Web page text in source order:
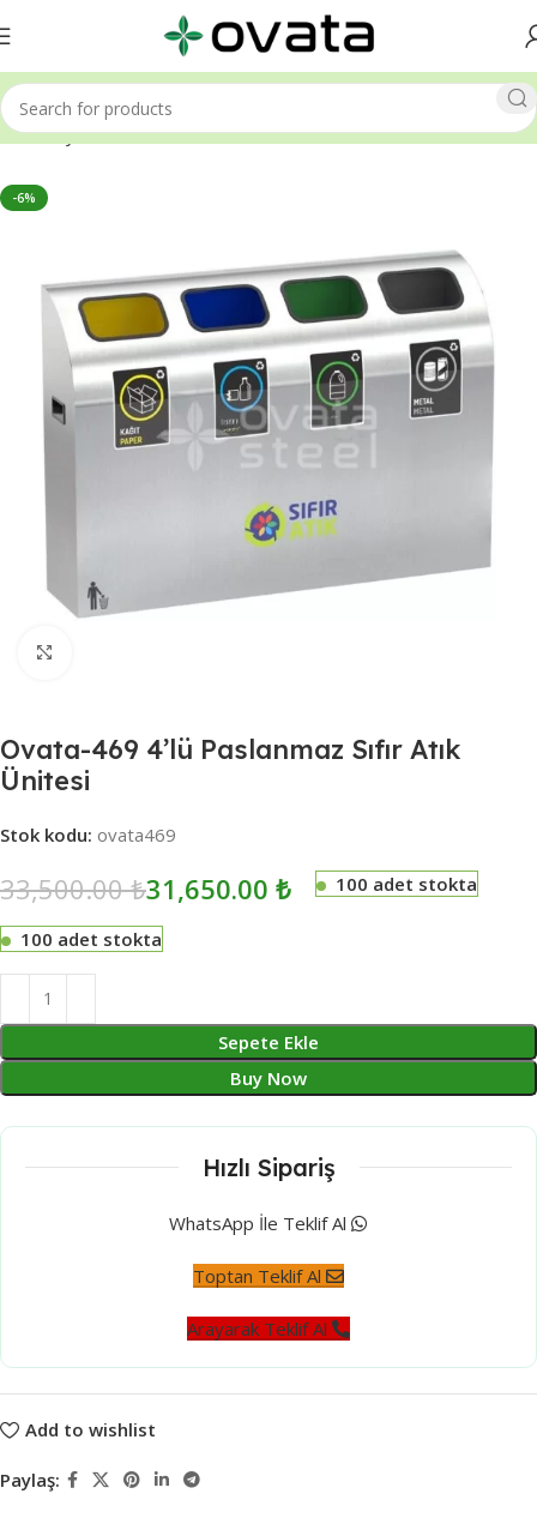
Ana Sayfa Sıfır Atık Kutuları
-6%
Ovata-469 4’lü Paslanmaz Sıfır Atık
Ünitesi
Stok kodu: ovata469
33,500.00₺31,650.00 ₺ 100 adet stokta
100 adet stokta
Sepete Ekle
Buy Now
Hızlı Sipariş
WhatsApp İle Teklif Al
Toptan Teklif Al
Arayarak Teklif Al
Add to wishlist
Paylaş: